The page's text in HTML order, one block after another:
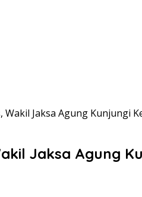
Jaksa Agung Kunjungi
Jaksa Agung